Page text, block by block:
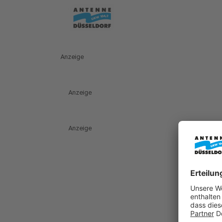
Anzeige
Anzeige
Anzeige